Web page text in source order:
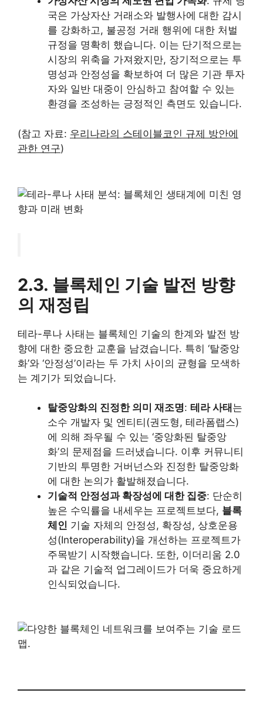
국은 가상자산 거래소와 발행사에 대한 감시
를 강화하고, 불공정 거래 행위에 대한 처벌
규정을 명확히 했습니다. 이는 단기적으로는
시장의 위축을 가져왔지만, 장기적으로는 투
명성과 안정성을 확보하여 더 많은 기관 투자
자와 일반 대중이 안심하고 참여할 수 있는
환경을 조성하는 긍정적인 측면도 있습니다.
(참고 자료: 우리나라의 스테이블코인 규제 방안에
관한 연구)
2.3. 블록체인 기술 발전 방향
의 재정립
테라-루나 사태는 블록체인 기술의 한계와 발전 방
향에 대한 중요한 교훈을 남겼습니다. 특히 ‘탈중앙
화’와 ‘안정성’이라는 두 가치 사이의 균형을 모색하
는 계기가 되었습니다.
탈중앙화의 진정한 의미 재조명: 테라 사태 는
소수 개발자 및 엔티티(권도형, 테라폼랩스)
에 의해 좌우될 수 있는 ‘중앙화된 탈중앙
화’의 문제점을 드러냈습니다. 이후 커뮤니티
기반의 투명한 거버넌스와 진정한 탈중앙화
에 대한 논의가 활발해졌습니다.
기술적 안정성과 확장성에 대한 집중: 단순히
높은 수익률을 내세우는 프로젝트보다, 블록
체인 기술 자체의 안정성, 확장성, 상호운용
성(Interoperability)을 개선하는 프로젝트가
주목받기 시작했습니다. 또한, 이더리움 2.0
과 같은 기술적 업그레이드가 더욱 중요하게
인식되었습니다.